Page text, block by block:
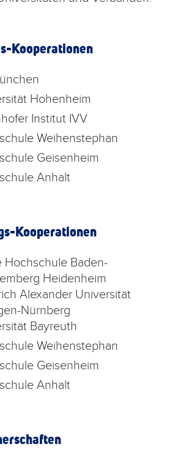
Kooperationen
Hohenheim
Institut IVV
Weihenstephan
Geisenheim
Anhalt
Kooperationen
Hochschule Baden-
Heidenheim
Alexander Universität
Nürnberg
Bayreuth
Weihenstephan
Geisenheim
Anhalt